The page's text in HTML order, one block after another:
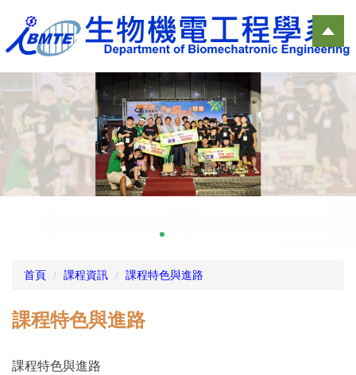
主
容
區
首頁 課程資訊 課程特色與進路
課程特色與進路
課程特色與進路